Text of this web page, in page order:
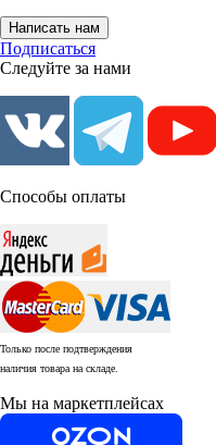
Написать нам
Подписаться
Следуйте за нами
Способы оплаты
Только после подтверждения
наличия товара на складе.
Мы на маркетплейсах